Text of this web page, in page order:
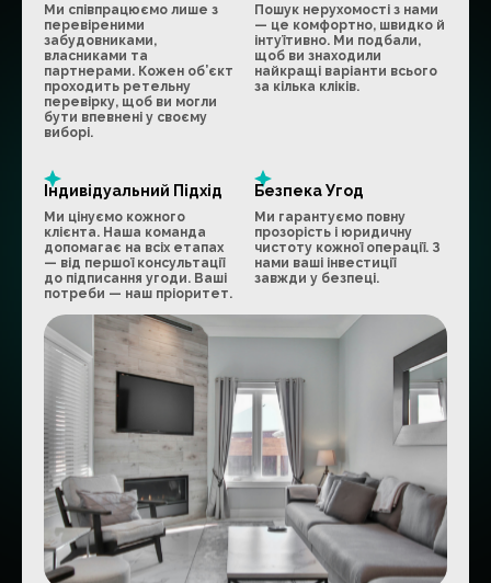
Ми співпрацюємо лише з
перевіреними
забудовниками,
власниками та
партнерами. Кожен об’єкт
проходить ретельну
перевірку, щоб ви могли
бути впевнені у своєму
виборі.
Пошук нерухомості з нами
— це комфортно, швидко й
інтуїтивно. Ми подбали,
щоб ви знаходили
найкращі варіанти всього
за кілька кліків.
Індивідуальний Підхід
Ми цінуємо кожного
клієнта. Наша команда
допомагає на всіх етапах
— від першої консультації
до підписання угоди. Ваші
потреби — наш пріоритет.
Безпека Угод
Ми гарантуємо повну
прозорість і юридичну
чистоту кожної операції. З
нами ваші інвестиції
завжди у безпеці.